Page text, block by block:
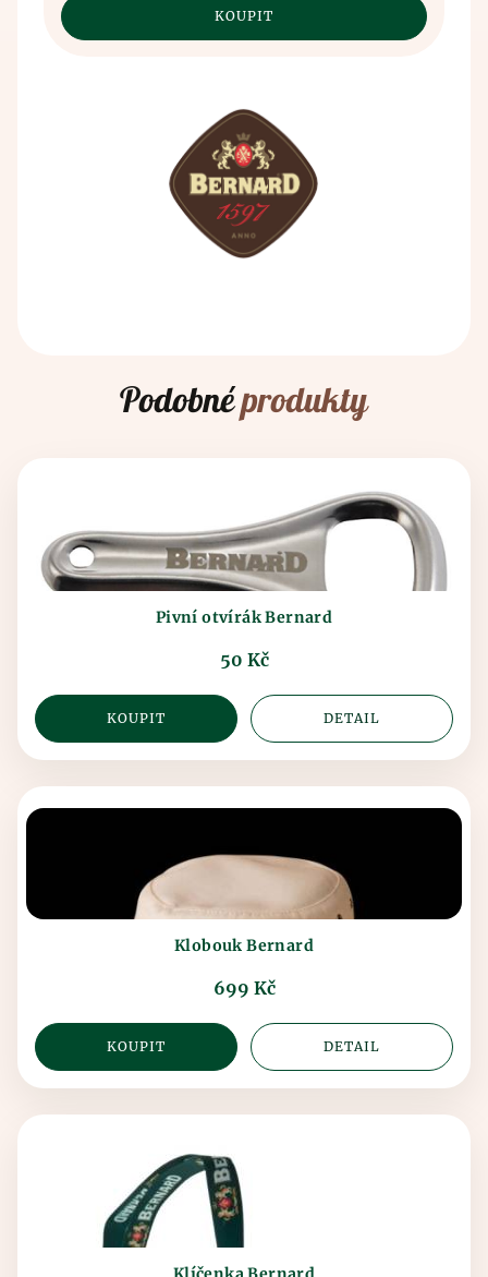
Podobnéprodukty
Pivní otvírák Bernard
50 Kč
KOUPIT DETAIL
Klobouk Bernard
699 Kč
KOUPIT DETAIL
Egypťané. Historie výroby piva sahá až do 7.
tisíciletí před n.l., kdy pivo, zřejmě omylem,
Spojení piva a lázní je oficiálně známo z dob
středověku, kdy bylo z pramenů zjištěno tehdejší
vědění o blahodárných účincích koupání se v pivu.
Již v této době objevili preventivní účinky pivních
lázní a pivních koupelí.
ve špatném skladování obilí, které pěstovali. Obilí
bylo skladováno v hliněných nádobách, do kterých
Průběh výroby se po staletí nezměnil - vše začíná
mletím sladu a následným vařením piva. Mladina se
posléze ochladí a použijí se vyprodukované
kvasnice a následně probíhá hlavní kvašení. Tento
pivní polotovar se uloží do pivních tanků, kde pivo
leží a zraje. Po ležení a zrání piva následuje
křemelinová a mikrobiologická filtrace. Zde už